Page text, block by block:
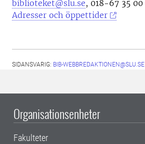
biblioteket@slu.se, 018-67 35 00
Adresser och öppettider
SIDANSVARIG: BIB-WEBBREDAKTIONEN@SLU.SE
Organisationsenheter
Fakulteter